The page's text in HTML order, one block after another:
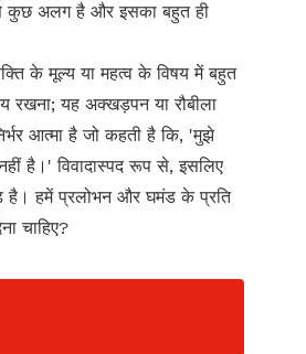
कुछ अलग है और इसका बहुत ही
के मूल्य या महत्व के विषय में बहुत
रखना; यह अक्खड़पन या रौबीला
आत्मा है जो कहती है कि, 'मुझे
है।' विवादास्पद रूप से, इसलिए
है। हमें प्रलोभन और घमंड के प्रति
चाहिए?